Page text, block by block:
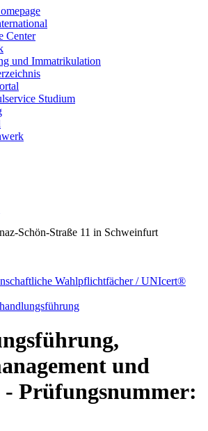
Center
und Immatrikulation
Studium
Wahlpflichtfächer / UNIcert®
und
Prüfungsnummer: